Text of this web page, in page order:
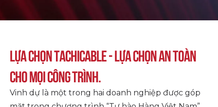
Lựa chọn TACHICABLE - Lựa chọn an toàn
cho mọi công trình.
Vinh dự là một trong hai doanh nghiệp được góp